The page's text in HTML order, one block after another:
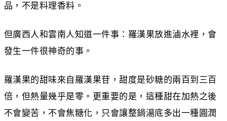
品，不是料理香料。
但廣西人和雲南人知道一件事：羅漢果放進滷水裡，會
發生一件很神奇的事。
羅漢果的甜味來自羅漢果苷，甜度是砂糖的兩百到三百
倍，但熱量幾乎是零。更重要的是，這種甜在加熱之後
不會變苦，不會焦糖化，只會讓整鍋湯底多出一種圓潤